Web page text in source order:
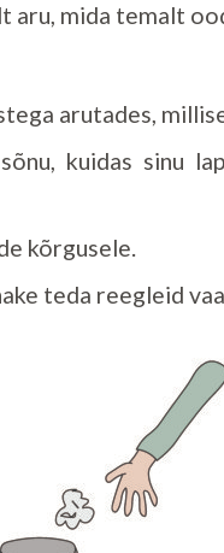
aru, mida temalt
arutades,
kuidas sinu
kõrgusele.
teda reegleid